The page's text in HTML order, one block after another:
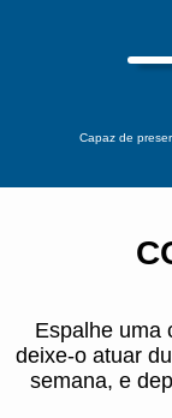
Capaz de
Espalhe uma
deixe-o atuar
semana, e